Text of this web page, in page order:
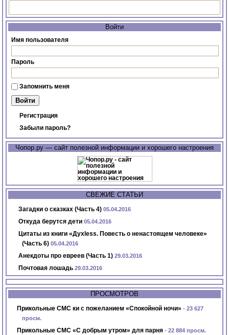
Войти
Имя пользователя
Пароль
Запомнить меня
Регистрация
Забыли пароль?
Чопор.ру — сайт полезной информации и хорошего настроения
СВЕЖИЕ СТАТЬИ
Загадки о сказках (Часть 4) 05.04.2016
Откуда берутся дети 05.04.2016
Цитаты из книги «Духless. Повесть о ненастоящем человеке»
(Часть 6) 05.04.2016
Анекдоты про евреев (Часть 1) 29.03.2016
Почтовая лошадь 29.03.2016
ПРОСМОТРОВ
Прикольные СМС ки с пожеланием «Спокойной ночи» - 23 627
просм.
Прикольные СМС «С добрым утром» для парня - 22 884 просм.